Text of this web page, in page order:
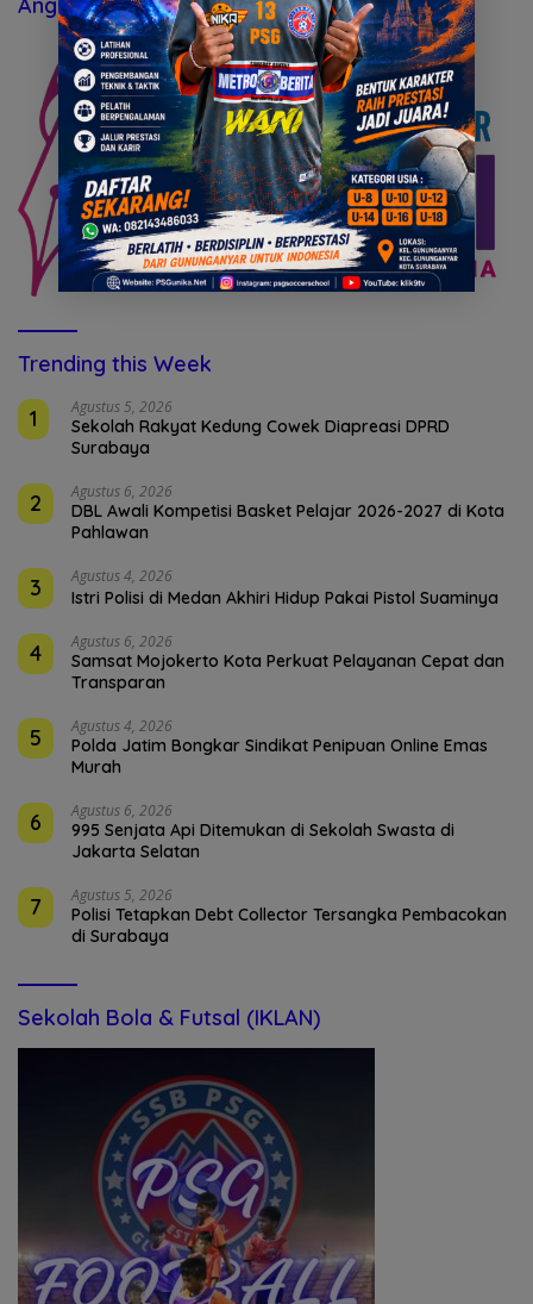
Trending this Week
1
Agustus 5, 2026
Sekolah Rakyat Kedung Cowek Diapreasi DPRD
Surabaya
2 Agustus 6, 2026
DBL Awali Kompetisi Basket Pelajar 2026-2027 di Kota
Pahlawan
3 Agustus 4, 2026
Istri Polisi di Medan Akhiri Hidup Pakai Pistol Suaminya
4 Agustus 6, 2026
Samsat Mojokerto Kota Perkuat Pelayanan Cepat dan
Transparan
5 Agustus 4, 2026
Polda Jatim Bongkar Sindikat Penipuan Online Emas
Murah
6 Agustus 6, 2026
995 Senjata Api Ditemukan di Sekolah Swasta di
Jakarta Selatan
7 Agustus 5, 2026
Polisi Tetapkan Debt Collector Tersangka Pembacokan
di Surabaya
Sekolah Bola & Futsal (IKLAN)